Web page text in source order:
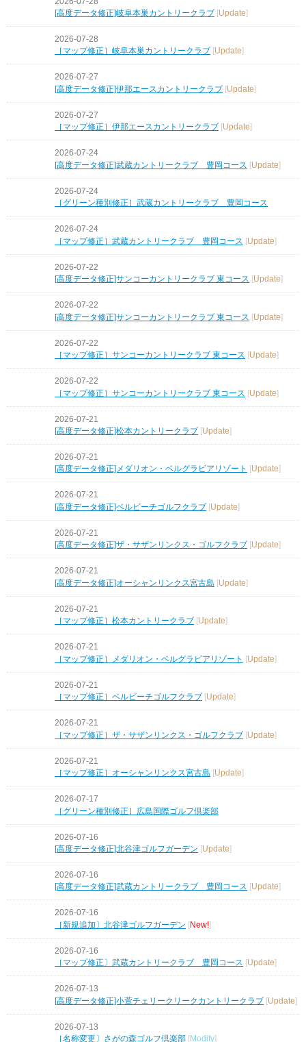
[高度データ修正]岐阜本巣カントリークラブ [Update]
2026-07-28
［マップ修正］岐阜本巣カントリークラブ
Update
2026-07-27
[高度データ修正]伊那エースカントリークラブ [Update]
2026-07-27
［マップ修正］伊那エースカントリークラブ
Update
2026-07-24
[高度データ修正]武蔵カントリークラブ 豊岡コース [Update]
2026-07-24
［グリーン種別修正］武蔵カントリークラブ 豊岡コース
2026-07-24
［マップ修正］武蔵カントリークラブ 豊岡コース [Update]
2026-07-22
[高度データ修正]サンコーカントリークラブ 東コース [Update]
2026-07-22
[高度データ修正]サンコーカントリークラブ 東コース [Update]
2026-07-22
［マップ修正］サンコーカントリークラブ 東コース [Update]
2026-07-22
［マップ修正］サンコーカントリークラブ 東コース [Update]
2026-07-21
[高度データ修正]松本カントリークラブ [Update]
2026-07-21
[高度データ修正]メダリオン・ベルグラビアリゾート
Update
2026-07-21
[高度データ修正]ベルビーチゴルフクラブ [Update]
2026-07-21
[高度データ修正]ザ・サザンリンクス・ゴルフクラブ
Update
2026-07-21
[高度データ修正]オーシャンリンクス宮古島 [Update]
2026-07-21
［マップ修正］松本カントリークラブ
Update
2026-07-21
［マップ修正］メダリオン・ベルグラビアリゾート
[Update]
2026-07-21
［マップ修正］ベルビーチゴルフクラブ [Update]
2026-07-21
［マップ修正］ザ・サザンリンクス・ゴルフクラブ [Update]
2026-07-21
［マップ修正］オーシャンリンクス宮古島 [Update]
2026-07-17
［グリーン種別修正］広島国際ゴルフ倶楽部
2026-07-16
[高度データ修正]北谷津ゴルフガーデン [Update]
2026-07-16
[高度データ修正]武蔵カントリークラブ 豊岡コース
Update
2026-07-16
［新規追加〕北谷津ゴルフガーデン [New!]
2026-07-16
［マップ修正〕武蔵カントリークラブ 豊岡コース
Update
2026-07-13
[高度データ修正]小萱チェリークリークカントリークラブ [Update]
2026-07-13
［名称変更〕さがの森ゴルフ倶楽部
Modify